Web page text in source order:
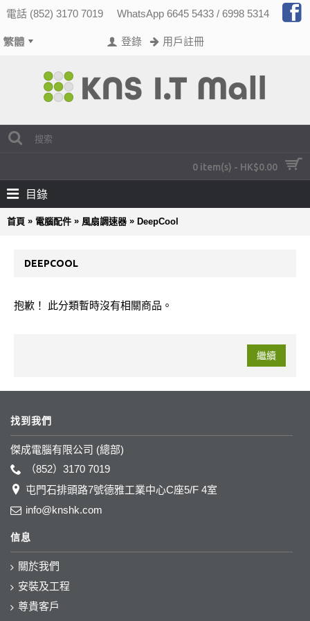
電話 (852) 3170 7019 WhatsApp 6645 5433 / 6998 5314
登錄 用戶註冊
0 item(s) - HK$0.00
目錄
首頁 » 電腦配件 » 風扇調速器 » DeepCool
DEEPCOOL
抱歉！ 此分類暫時沒有相關商品。
繼續
找到我們
傑成電腦有限公司 (總部)
（852）3170 7019
屯門石排頭路7號德雅工業中心C座5/F 4室
info@knshk.com
信息
關於我們
安裝及工程
尊貴客戶